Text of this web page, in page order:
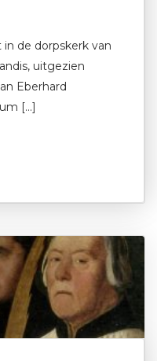
de dorpskerk van
uitgezien
Eberhard
[…]